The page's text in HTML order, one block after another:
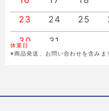
23
24 25
30 31
休業日
※商品発送、お問い合わせを含みま